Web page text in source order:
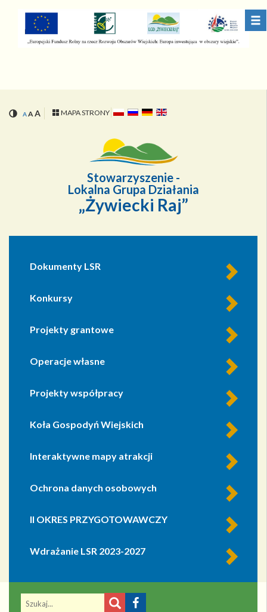
Przejdź
menu
Przejdź
treści
AAA MAPA STRONY
Stowarzyszenie -
Lokalna Grupa Działania
„Żywiecki Raj”
Dokumenty LSR
Konkursy
Projekty grantowe
Operacje własne
Projekty współpracy
Koła Gospodyń Wiejskich
Interaktywne mapy atrakcji
Ochrona danych osobowych
II OKRES PRZYGOTOWAWCZY
Wdrażanie LSR 2023-2027